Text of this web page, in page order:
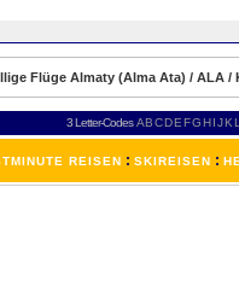
Flüge Almaty (Alma Ata) / ALA
3 Letter-Codes ABCDEFGH IJKL
REISEN : SKIREISEN :